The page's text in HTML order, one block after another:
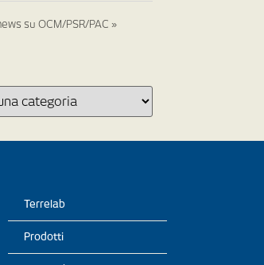
su OCM/PSR/PAC »
Terrelab
Prodotti